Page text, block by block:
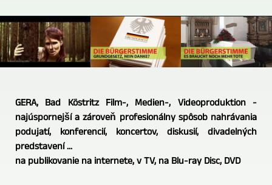
GERA, Bad Köstritz Film-, Medien-, Videoproduktion -
najúspornejší a zároveň profesionálny spôsob nahrávania
podujatí, konferencií, koncertov, diskusií, divadelných
predstavení ...
na publikovanie na internete, v TV, na Blu-ray Disc, DVD